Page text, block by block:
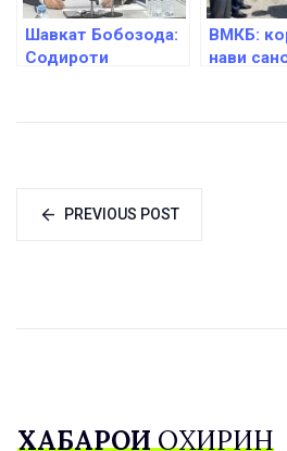
Шавкат Бобозода:
Содироти
ВМКБ:
нави
PREVIOUS POST
ХАБАРҲОИОХИРИН